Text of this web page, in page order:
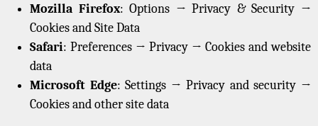
Mozilla Firefox: Options → Privacy & Security →
Cookies and Site Data
Safari: Preferences → Privacy → Cookies and website
data
Microsoft Edge: Settings → Privacy and security →
Cookies and other site data